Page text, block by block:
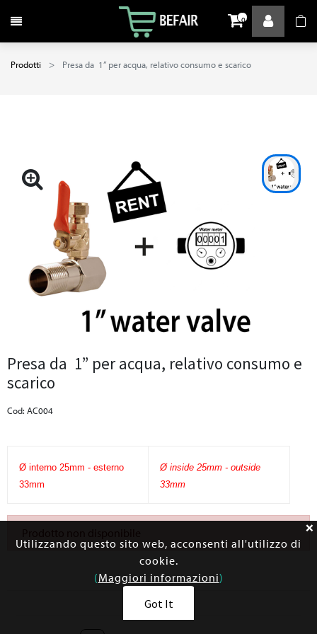
Attiva / disattiva la navigazione 0
Prodotti Presa da 1” per acqua, relativo consumo e scarico
Presa da 1” per acqua, relativo consumo e
scarico
Cod: AC004
Ø interno 25mm - esterno
33mm
Ø inside 25mm - outside
33mm
Utilizzando questo sito web, acconsenti all'utilizzo di
cookie.
(Maggiori informazioni)
Got It